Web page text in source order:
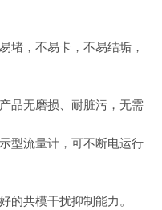
堵，不易卡，不易结垢，
品无磨损、耐脏污，无需
型流量计，可不断电运行
的共模干扰抑制能力。